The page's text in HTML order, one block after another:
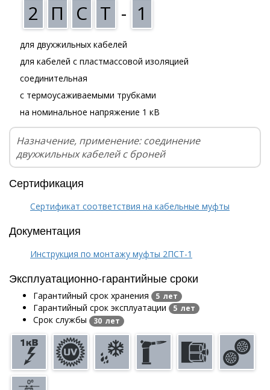
2 П С Т - 1
для двухжильных кабелей
для кабелей с пластмассовой изоляцией
соединительная
с термоусаживаемыми трубками
на номинальное напряжение 1 кВ
Назначение, применение: соединение
двухжильных кабелей с броней
Сертификация
Сертификат соответствия на кабельные муфты
Документация
Инструкция по монтажу муфты 2ПСТ-1
Эксплуатационно-гарантийные сроки
Гарантийный срок хранения 5 лет
Гарантийный срок эксплуатации 5 лет
Срок службы 30 лет